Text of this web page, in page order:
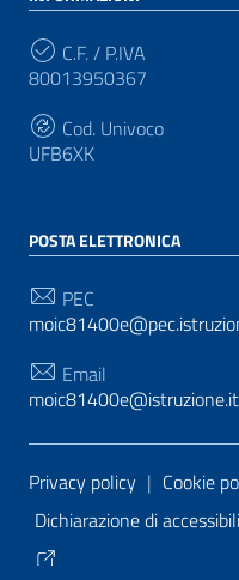
C.F. / P.IVA
80013950367
Cod. Univoco
UFB6XK
POSTA ELETTRONICA
PEC
Email
moic81400e@istruzione.it
Sezione Link
Privacy policy | Cookie
Dichiarazione di